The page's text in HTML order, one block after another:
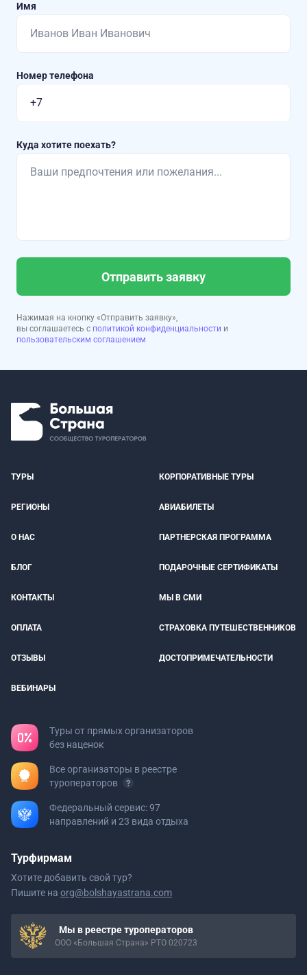
Имя
Номер телефона
Куда хотите поехать?
Отправить заявку
Нажимая на кнопку «Отправить заявку»,
вы соглашаетесь с политикой конфиденциальности и
пользовательским соглашением
ТУРЫ КОРПОРАТИВНЫЕ ТУРЫ
РЕГИОНЫ АВИАБИЛЕТЫ
О НАС ПАРТНЕРСКАЯ ПРОГРАММА
БЛОГ ПОДАРОЧНЫЕ СЕРТИФИКАТЫ
КОНТАКТЫ МЫ В СМИ
ОПЛАТА СТРАХОВКА ПУТЕШЕСТВЕННИКОВ
ОТЗЫВЫ ДОСТОПРИМЕЧАТЕЛЬНОСТИ
ВЕБИНАРЫ
Туры от прямых организаторов
без наценок
Все организаторы в реестре
туроператоров
Федеральный сервис: 97
направлений и 23 вида отдыха
Турфирмам
Хотите добавить свой тур?
Пишите на org@bolshayastrana.com
Мы в реестре туроператоров
ООО «Большая Страна» РТО 020723